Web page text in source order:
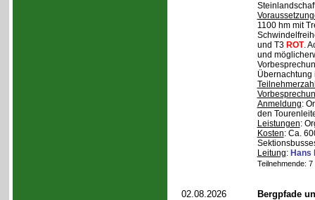
1100 hm mit
und T3 ROT.
und
Übernachtung
Anmeldung:
den
Leistungen:
Kosten: Ca.
Leitung: Hans
Teilnehmende:
02.08.2026 Bergpfade